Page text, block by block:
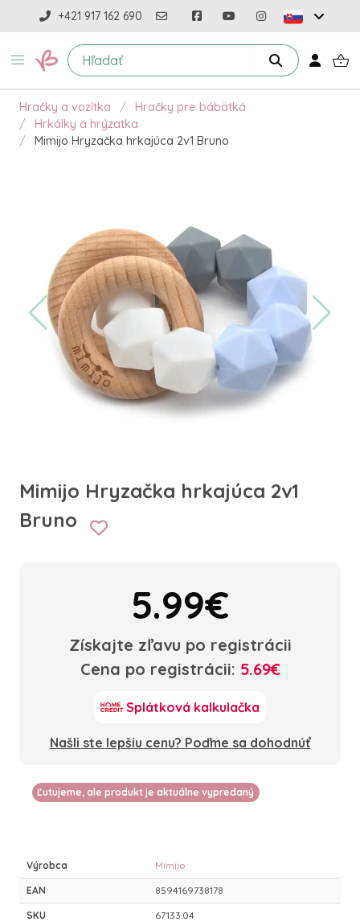
+421 917 162 690
Hračky a vozítka
Hračky pre bábätká
Hrkálky a hrýzatka
Mimijo Hryzačka hrkajúca 2v1 Bruno
Mimijo Hryzačka hrkajúca 2v1
Bruno
5.99€
Získajte zľavu po registrácii
Cena po registrácii: 5.69€
Splátková kalkulačka
Našli ste lepšiu cenu? Poďme sa dohodnúť
Ľutujeme, ale produkt je aktuálne vypredaný
Výrobca Mimijo
EAN 8594169738178
SKU 67133.04